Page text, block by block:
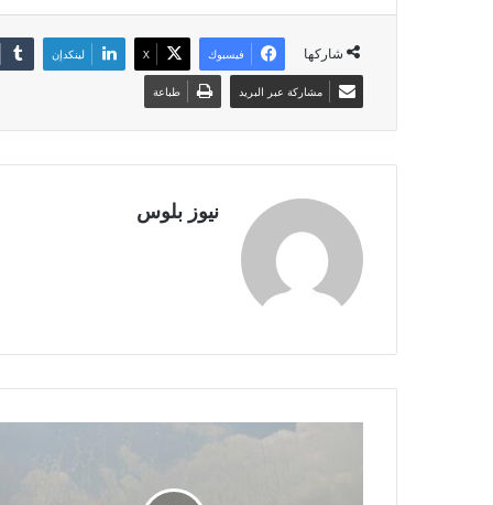
شاركها فيسبوك X لينكدإن
مشاركة عبر البريد طباعة
نيوز بلوس